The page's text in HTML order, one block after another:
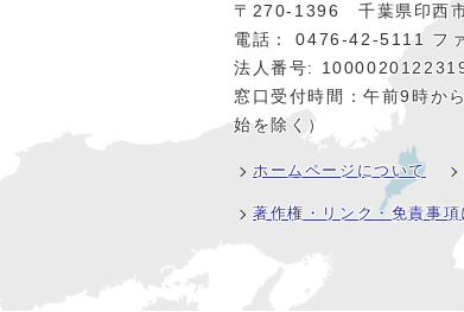
〒270-1396 千葉県印西
電話： 0476‐42‐5111 フ
法人番号:
窓口受付時間：午前9時か
始を除く）
ホームページについて
著作権・リンク・免責事項